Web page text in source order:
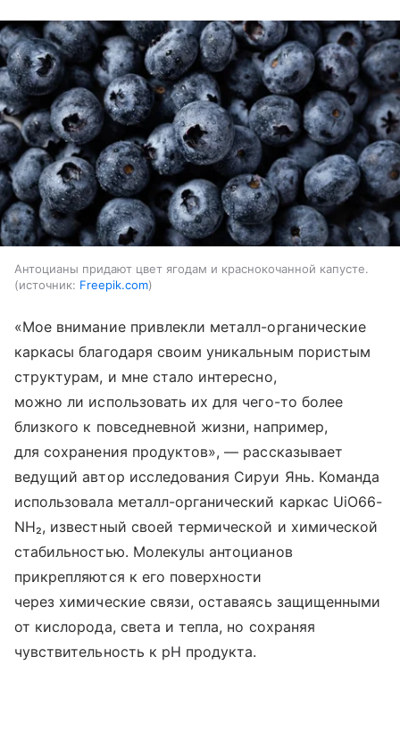
Антоцианы придают цвет ягодам и краснокочанной капусте.
источник: Freepik.com
«Мое внимание привлекли металл-органические
каркасы благодаря своим уникальным пористым
структурам, и мне стало интересно,
можно ли использовать их для чего-то более
близкого к повседневной жизни, например,
для сохранения продуктов», — рассказывает
ведущий автор исследования Сируи Янь. Команда
использовала металл-органический каркас UiO66-
NH₂, известный своей термической и химической
стабильностью. Молекулы антоцианов
прикрепляются к его поверхности
через химические связи, оставаясь защищенными
от кислорода, света и тепла, но сохраняя
чувствительность к pH продукта.